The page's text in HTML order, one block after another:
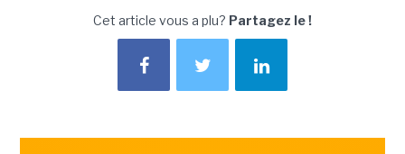
Cet article vous a plu? Partagez le !